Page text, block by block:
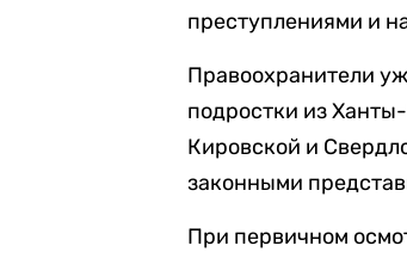
преступлениями и
Правоохранители
подростки из
Кировской и
законными
При первичном